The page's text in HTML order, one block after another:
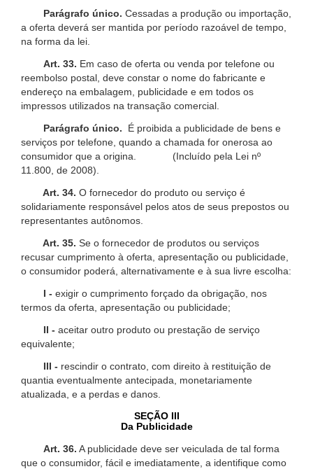
Parágrafo único. Cessadas a produção ou importação,
a oferta deverá ser mantida por período razoável de tempo,
na forma da lei.
Art. 33. Em caso de oferta ou venda por telefone ou
reembolso postal, deve constar o nome do fabricante e
endereço na embalagem, publicidade e em todos os
impressos utilizados na transação comercial.
Parágrafo único.
É proibida a publicidade de bens e
serviços por telefone, quando a chamada for onerosa ao
consumidor que a origina. (Incluído pela Lei nº
11.800, de 2008).
Art. 34. O fornecedor do produto ou serviço é
solidariamente responsável pelos atos de seus prepostos ou
representantes autônomos.
Art. 35. Se o fornecedor de produtos ou serviços
recusar cumprimento à oferta, apresentação ou publicidade,
o consumidor poderá, alternativamente e à sua livre escolha:
I - exigir o cumprimento forçado da obrigação, nos
termos da oferta, apresentação ou publicidade;
II - aceitar outro produto ou prestação de serviço
equivalente;
III - rescindir o contrato, com direito à restituição de
quantia eventualmente antecipada, monetariamente
atualizada, e a perdas e danos.
SEÇÃO III
Da Publicidade
Art. 36. A publicidade deve ser veiculada de tal forma
que o consumidor, fácil e imediatamente, a identifique como